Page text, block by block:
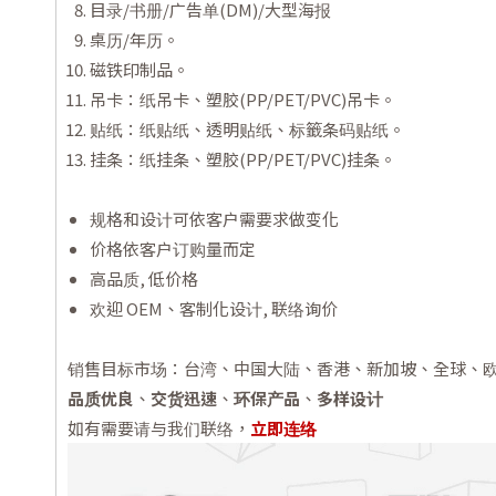
目录/书册/广告单(DM)/大型海报
桌历/年历。
磁铁印制品。
吊卡：纸吊卡、塑胶(PP/PET/PVC)吊卡。
贴纸：纸贴纸、透明贴纸、标籤条码贴纸。
挂条：纸挂条、塑胶(PP/PET/PVC)挂条。
规格和设计可依客户需要求做变化
价格依客户订购量而定
高品质, 低价格
欢迎 OEM、客制化设计, 联络询价
销售目标市场：台湾、中国大陆、香港、新加坡、全球、
品质优良 、 交货迅速 、 环保产品 、 多样设计
如有需要请与我们联络， 立即连络